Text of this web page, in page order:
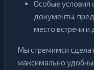
Особые
документы,
место встречи и
Мы стремимся
максимально